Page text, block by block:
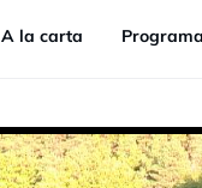
A la carta